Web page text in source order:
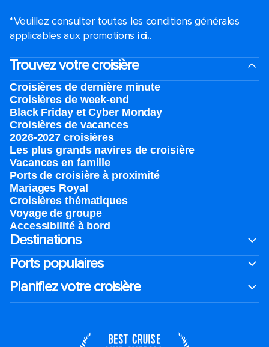
*Veuillez consulter toutes les conditions générales
applicables aux promotions ici..
Trouvez votre croisière
Croisières de dernière minute
Croisières de week-end
Black Friday et Cyber Monday
Croisières de vacances
2026-2027 croisières
Les plus grands navires de croisière
Vacances en famille
Ports de croisière à proximité
Mariages Royal
Croisières thématiques
Voyage de groupe​
Accessibilité à bord​
Destinations
Ports populaires
Planifiez votre croisière